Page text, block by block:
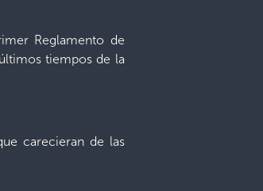
Reglamento de
tiempos de la
carecieran de las